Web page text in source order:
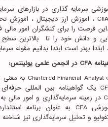
سرمایه گذاری در بازارهای
CIIA ، اموزش ارز دیجیتال ، اموزش
فرصت را برای کنشگران امور مالی
و دانش خود را تا بالاترین سطح
ابتدا بهتر است ابتدا بدانیم مقوله
CFA در انجمن علمی یونیننس:
Chartered Financial Analyst به معنی
یک گواهینامه بین المللی
در زمینه سرمایه‌گذاری و امور مالی
CFA به عنوان برنامه
و تحلیل سرمایه‌گذاری نیز